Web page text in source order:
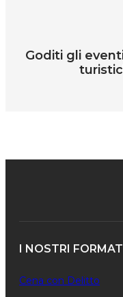
Goditi gli
I NOSTRI FORMAT
Cena con Delitto